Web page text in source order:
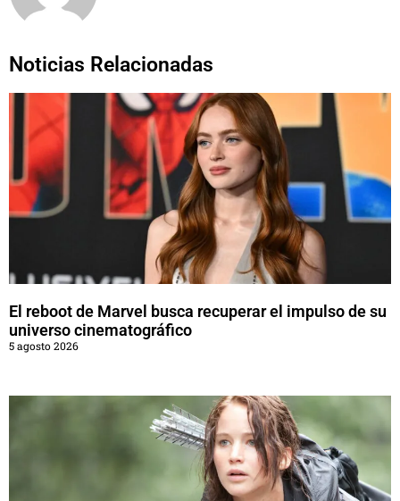
Noticias Relacionadas
El reboot de Marvel busca recuperar el impulso de su
universo cinematográfico
5 agosto 2026